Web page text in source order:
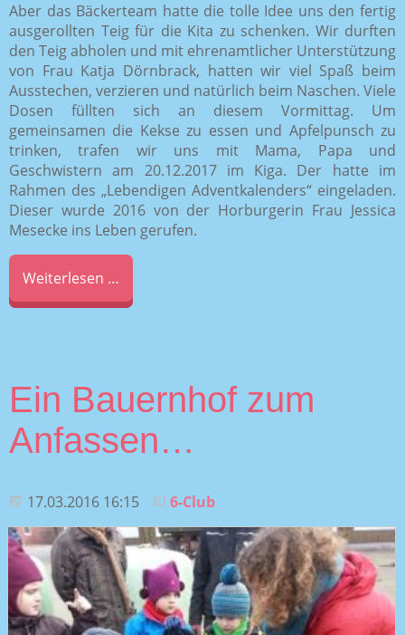
Aber das Bäckerteam hatte die tolle Idee uns den fertig
ausgerollten Teig für die Kita zu schenken. Wir durften
den Teig abholen und mit ehrenamtlicher Unterstützung
von Frau Katja Dörnbrack, hatten wir viel Spaß beim
Ausstechen, verzieren und natürlich beim Naschen. Viele
Dosen füllten sich an diesem Vormittag. Um
gemeinsamen die Kekse zu essen und Apfelpunsch zu
trinken, trafen wir uns mit Mama, Papa und
Geschwistern am 20.12.2017 im Kiga. Der hatte im
Rahmen des „Lebendigen Adventkalenders“ eingeladen.
Dieser wurde 2016 von der Horburgerin Frau Jessica
Mesecke ins Leben gerufen.
Weiterlesen …
Ein Bauernhof zum
Anfassen…
17.03.2016 16:15 6-Club